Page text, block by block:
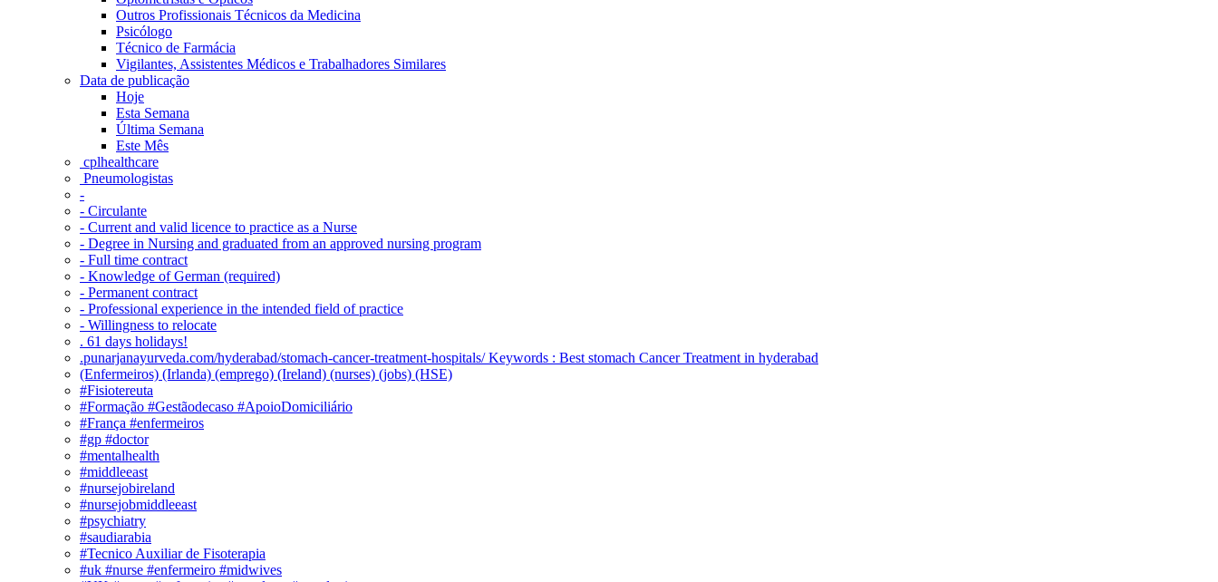
Outros Profissionais Técnicos da Medicina
Psicólogo
Técnico de Farmácia
Vigilantes, Assistentes Médicos e Trabalhadores Similares
Data de publicação
Hoje
Esta Semana
Última Semana
Este Mês
‎ cplhealthcare‬
Pneumologistas
-
- Circulante
- Current and valid licence to practice as a Nurse
- Degree in Nursing and graduated from an approved nursing program
- Full time contract
- Knowledge of German (required)
- Permanent contract
- Professional experience in the intended field of practice
- Willingness to relocate
. 61 days holidays!
.punarjanayurveda.com/hyderabad/stomach-cancer-treatment-hospitals/ Keywords : Best stomach Cancer Treatment in hyderabad
(Enfermeiros) (Irlanda) (emprego) (Ireland) (nurses) (jobs) (HSE)
#Fisiotereuta
#Formação #Gestãodecaso #ApoioDomiciliário
#França #enfermeiros
#gp #doctor
#mentalhealth
#middleeast
#nursejobireland
#nursejobmiddleeast
#psychiatry
#saudiarabia
#Tecnico Auxiliar de Fisoterapia
#uk #nurse #enfermeiro #midwives